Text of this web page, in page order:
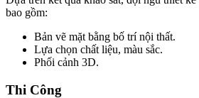
bao gồm:
Bản vẽ mặt bằng bố trí nội thất.
Lựa chọn chất liệu, màu sắc.
Phối cảnh 3D.
Thi Công